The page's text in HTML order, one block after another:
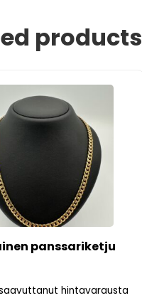
products
panssariketju
hintavarausta